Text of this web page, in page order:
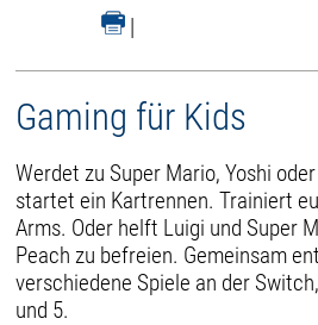
|
Gaming für Kids
Werdet zu Super Mario, Yoshi
startet ein Kartrennen. Trainiert
Arms. Oder helft Luigi und Super
Peach zu befreien. Gemeinsam
verschiedene Spiele an der
und 5.